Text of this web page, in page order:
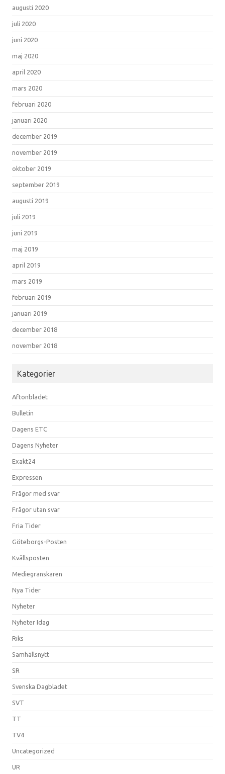
augusti 2020
juli 2020
juni 2020
maj 2020
april 2020
mars 2020
februari 2020
januari 2020
december 2019
november 2019
oktober 2019
september 2019
augusti 2019
juli 2019
juni 2019
maj 2019
april 2019
mars 2019
februari 2019
januari 2019
december 2018
november 2018
Kategorier
Aftonbladet
Bulletin
Dagens ETC
Dagens Nyheter
Exakt24
Expressen
Frågor med svar
Frågor utan svar
Fria Tider
Göteborgs-Posten
Kvällsposten
Mediegranskaren
Nya Tider
Nyheter
Nyheter Idag
Riks
Samhällsnytt
SR
Svenska Dagbladet
SVT
TT
TV4
Uncategorized
UR